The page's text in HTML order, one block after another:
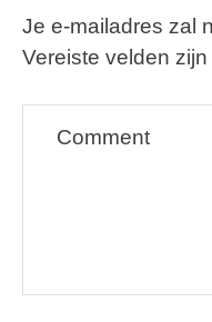
Je e-mailadres zal
Vereiste velden